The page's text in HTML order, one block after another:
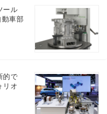
ール
動車部
的で
リオ